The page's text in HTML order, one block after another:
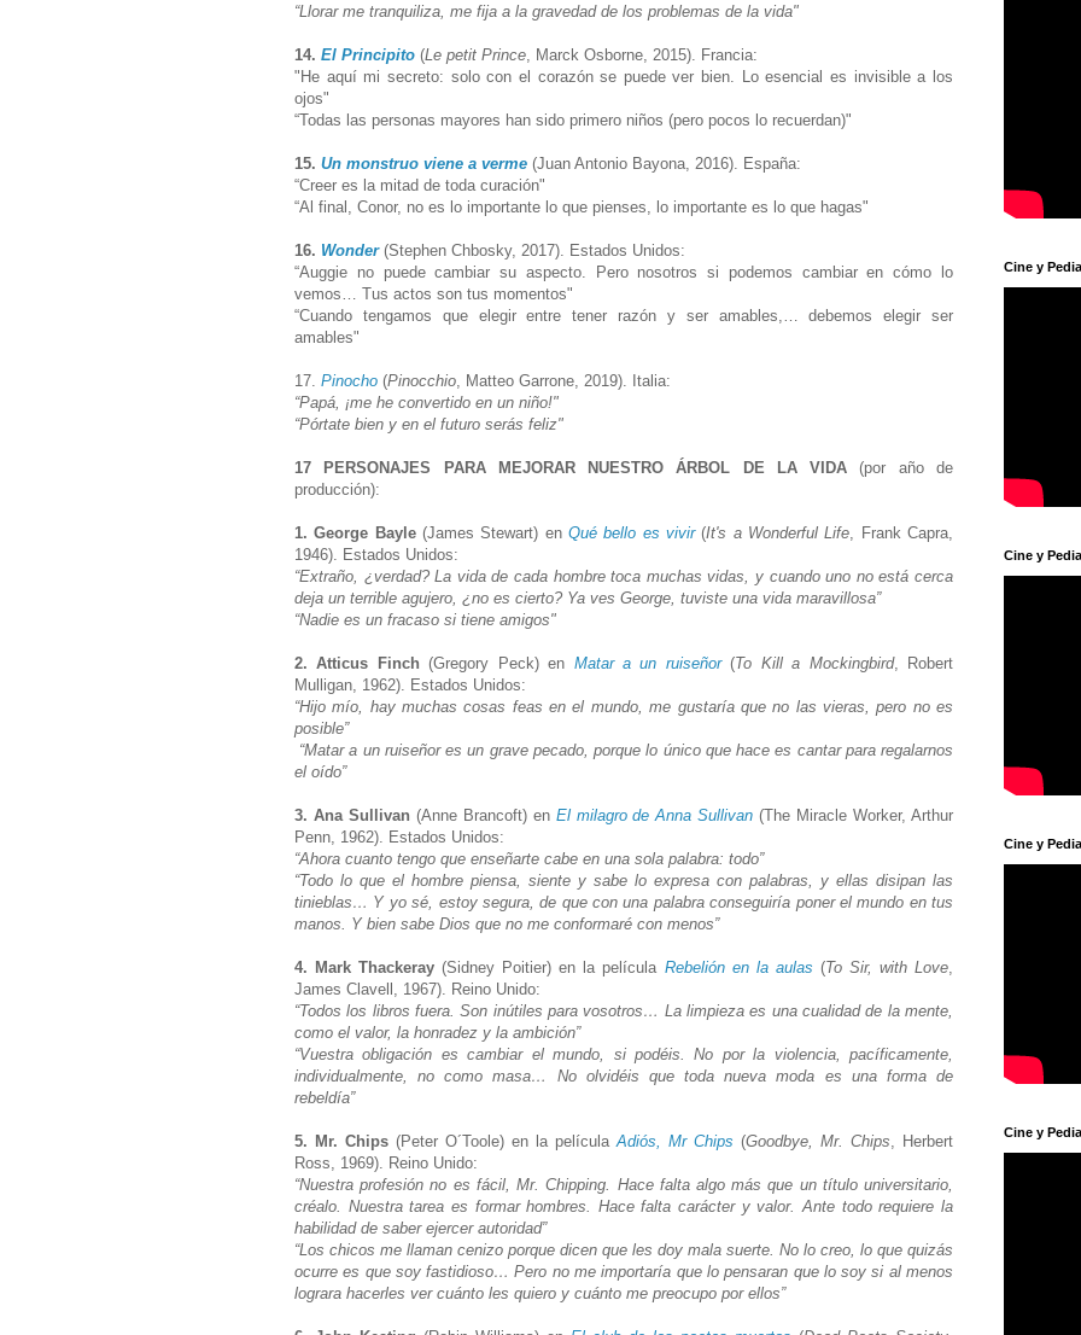
“Llorar me tranquiliza, me fija a la gravedad de los problemas de la vida"
14. El Principito (Le petit Prince , Marck Osborne, 2015). Francia:
"He aquí mi secreto: solo con el corazón se puede ver bien. Lo esencial es invisible a los
ojos"
“Todas las personas mayores han sido primero niños (pero pocos lo recuerdan)"
15. Un monstruo viene a verme (Juan Antonio Bayona, 2016). España:
“Creer es la mitad de toda curación"
“Al final, Conor, no es lo importante lo que pienses, lo importante es lo que hagas"
16. Wonder (Stephen Chbosky, 2017). Estados Unidos:
“Auggie no puede cambiar su aspecto. Pero nosotros si podemos cambiar en cómo lo
vemos… Tus actos son tus momentos"
“Cuando tengamos que elegir entre tener razón y ser amables,… debemos elegir ser
amables"
17. Pinocho (Pinocchio , Matteo Garrone, 2019). Italia:
“Papá, ¡me he convertido en un niño!"
“Pórtate bien y en el futuro serás feliz"
17 PERSONAJES PARA MEJORAR NUESTRO ÁRBOL DE LA VIDA (por año de
producción):
1. George Bayle (James Stewart) en Qué bello es vivir (It's a Wonderful Life , Frank Capra,
1946). Estados Unidos:
“Extraño, ¿verdad? La vida de cada hombre toca muchas vidas, y cuando uno no está cerca
deja un terrible agujero, ¿no es cierto? Ya ves George, tuviste una vida maravillosa”
“Nadie es un fracaso si tiene amigos"
2. Atticus Finch(Gregory Peck) en Matar a un ruiseñor (To Kill a Mockingbird, Robert
Mulligan, 1962). Estados Unidos:
“Hijo mío, hay muchas cosas feas en el mundo, me gustaría que no las vieras, pero no es
posible”
“Matar a un ruiseñor es un grave pecado, porque lo único que hace es cantar para regalarnos
el oído”
3. Ana Sullivan (Anne Brancoft) en El milagro de Anna Sullivan (The Miracle Worker, Arthur
Penn, 1962). Estados Unidos:
“Ahora cuanto tengo que enseñarte cabe en una sola palabra: todo”
“Todo lo que el hombre piensa, siente y sabe lo expresa con palabras, y ellas disipan las
tinieblas… Y yo sé, estoy segura, de que con una palabra conseguiría poner el mundo en tus
manos. Y bien sabe Dios que no me conformaré con menos”
4. Mark Thackeray (Sidney Poitier) en la película Rebelión en la aulas (To Sir, with Love
James Clavell, 1967). Reino Unido:
“Todos los libros fuera. Son inútiles para vosotros… La limpieza es una cualidad de la mente,
como el valor, la honradez y la ambición”
“Vuestra obligación es cambiar el mundo, si podéis. No por la violencia, pacíficamente,
individualmente, no como masa… No olvidéis que toda nueva moda es una forma de
rebeldía”
5. Mr. Chips (Peter O´Toole) en la película Adiós, Mr Chips (Goodbye, Mr. Chips , Herbert
Ross, 1969). Reino Unido:
“Nuestra profesión no es fácil, Mr. Chipping. Hace falta algo más que un título universitario,
créalo. Nuestra tarea es formar hombres. Hace falta carácter y valor. Ante todo requiere la
habilidad de saber ejercer autoridad”
“Los chicos me llaman cenizo porque dicen que les doy mala suerte. No lo creo, lo que quizás
ocurre es que soy fastidioso… Pero no me importaría que lo pensaran que lo soy si al menos
lograra hacerles ver cuánto les quiero y cuánto me preocupo por ellos”
Cine y
Cine y
Cine y
Cine y